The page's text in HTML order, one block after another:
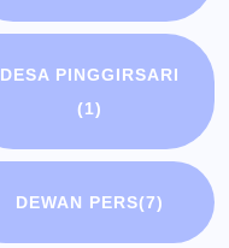
DESA PINGGIRSARI
(1)
DEWAN PERS(7)